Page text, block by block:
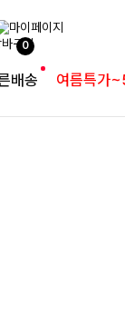
0
배송 여름특가